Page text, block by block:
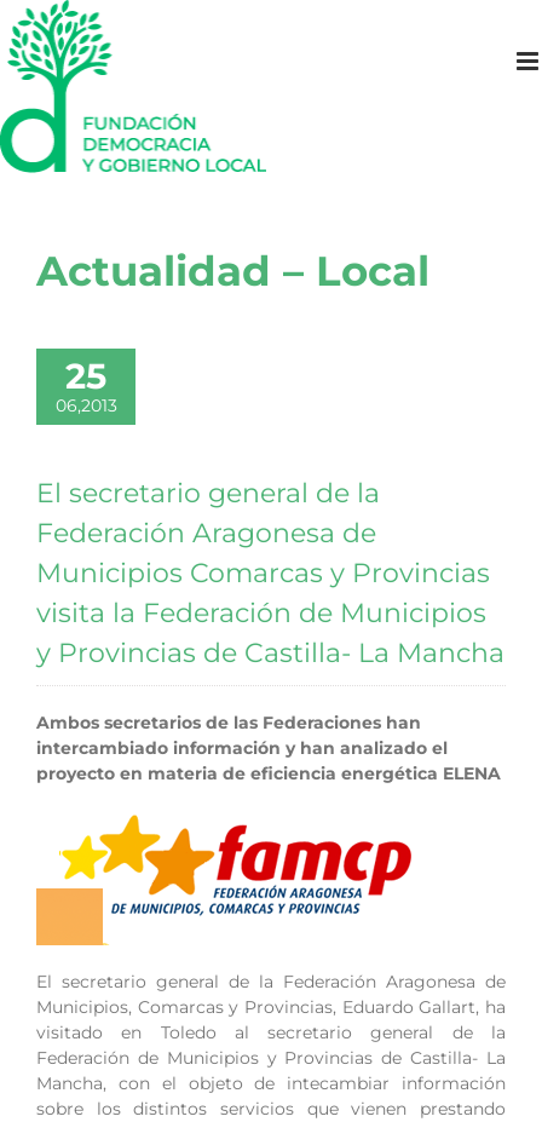
Saltar
al
contenido
Actualidad – Local
25
06,2013
El secretario general de la
Federación Aragonesa de
Municipios Comarcas y Provincias
visita la Federación de Municipios
y Provincias de Castilla- La Mancha
Ambos secretarios de las Federaciones han
intercambiado información y han analizado el
proyecto en materia de eficiencia energética ELENA
El secretario general de la Federación Aragonesa de
Municipios, Comarcas y Provincias, Eduardo Gallart, ha
visitado en Toledo al secretario general de la
Federación de Municipios y Provincias de Castilla- La
Mancha, con el objeto de intecambiar información
sobre los distintos servicios que vienen prestando